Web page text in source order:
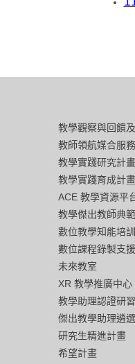
教學觀察與回饋
教師領航媒合服務
教學實踐研究計畫
教學實踐育成計畫
ACE 教學資源平
教學傑出教師典
數位教學知能培訓
數位課程錄製支
未來教室
XR 教學推廣中心
教學助理認證研
傑出教學助理遴選
研究生精進計畫
希望計畫